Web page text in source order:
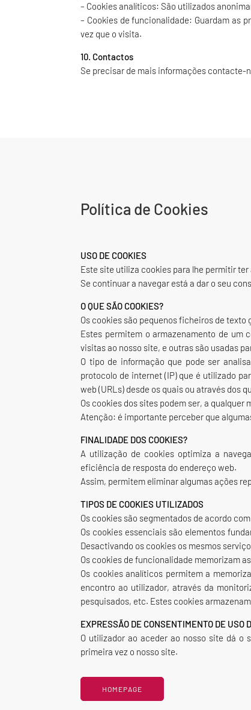
– Cookies analíticos: São utilizados
– Cookies de funcionalidade: Guardam as
vez que o visita.
10. Contactos
Se precisar de mais informações contacte-
Política de Cookies
USO DE COOKIES
Este site utiliza cookies para lhe permitir
Se continuar a navegar está a dar o seu
O QUE SÃO COOKIES?
Os cookies são pequenos ficheiros de
Estes permitem o armazenamento de um
visitas ao nosso site, e outras são usadas
O tipo de informação que pode ser
protocolo de internet (IP) que é utilizado
web (URLs) desde os quais ou através dos
Os cookies dos sites podem ser, a qualquer
Atenção: é importante perceber que
FINALIDADE DOS COOKIES?
A utilização de cookies optimiza a
eficiência de resposta do endereço web.
Assim, permitem eliminar algumas ações
TIPOS DE COOKIES UTILIZADOS
Os cookies são segmentados de acordo
Os cookies essenciais são elementos
Desactivando os cookies os mesmos
Os cookies de funcionalidade memorizam
Os cookies analíticos permitem a
encontro ao utilizador, através da
pesquisados, etc. Estes cookies
EXPRESSÃO DE CONSENTIMENTO DE USO
O utilizador ao aceder ao nosso site dá o
primeira vez o nosso site.
HOMEPAGE